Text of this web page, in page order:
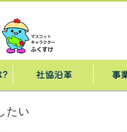
国分寺市社協とは
たい